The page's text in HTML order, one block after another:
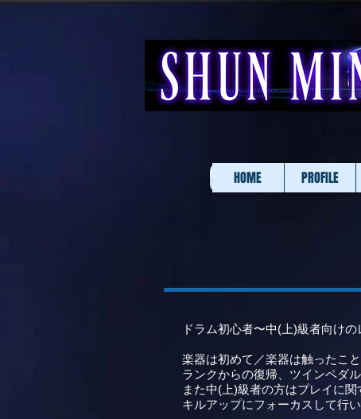
HOME PROFILE
ドラム初心者〜中(上)級者向けの
楽器は初めて／楽器は触ったこ
ランクからの復帰、ツインペダ
また中(上)級者の方はプレイに
キルアップにフォーカスして行